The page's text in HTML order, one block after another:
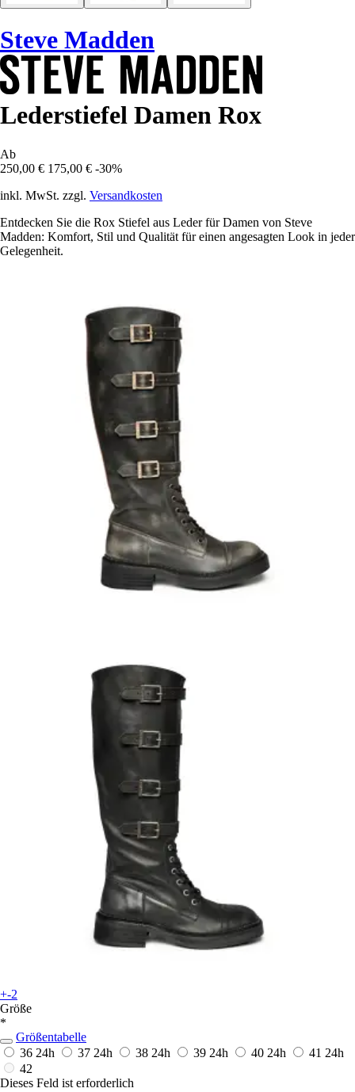
Steve Madden
Lederstiefel Damen Rox
Ab
250,00 € 175,00 € -30%
inkl. MwSt. zzgl. Versandkosten
Entdecken Sie die Rox Stiefel aus Leder für Damen von Steve
Madden: Komfort, Stil und Qualität für einen angesagten Look in jeder
Gelegenheit.
+-2
Größe
*
Größentabelle
36 24h 37 24h 38 24h 39 24h 40 24h 41 24h
42
Dieses Feld ist erforderlich